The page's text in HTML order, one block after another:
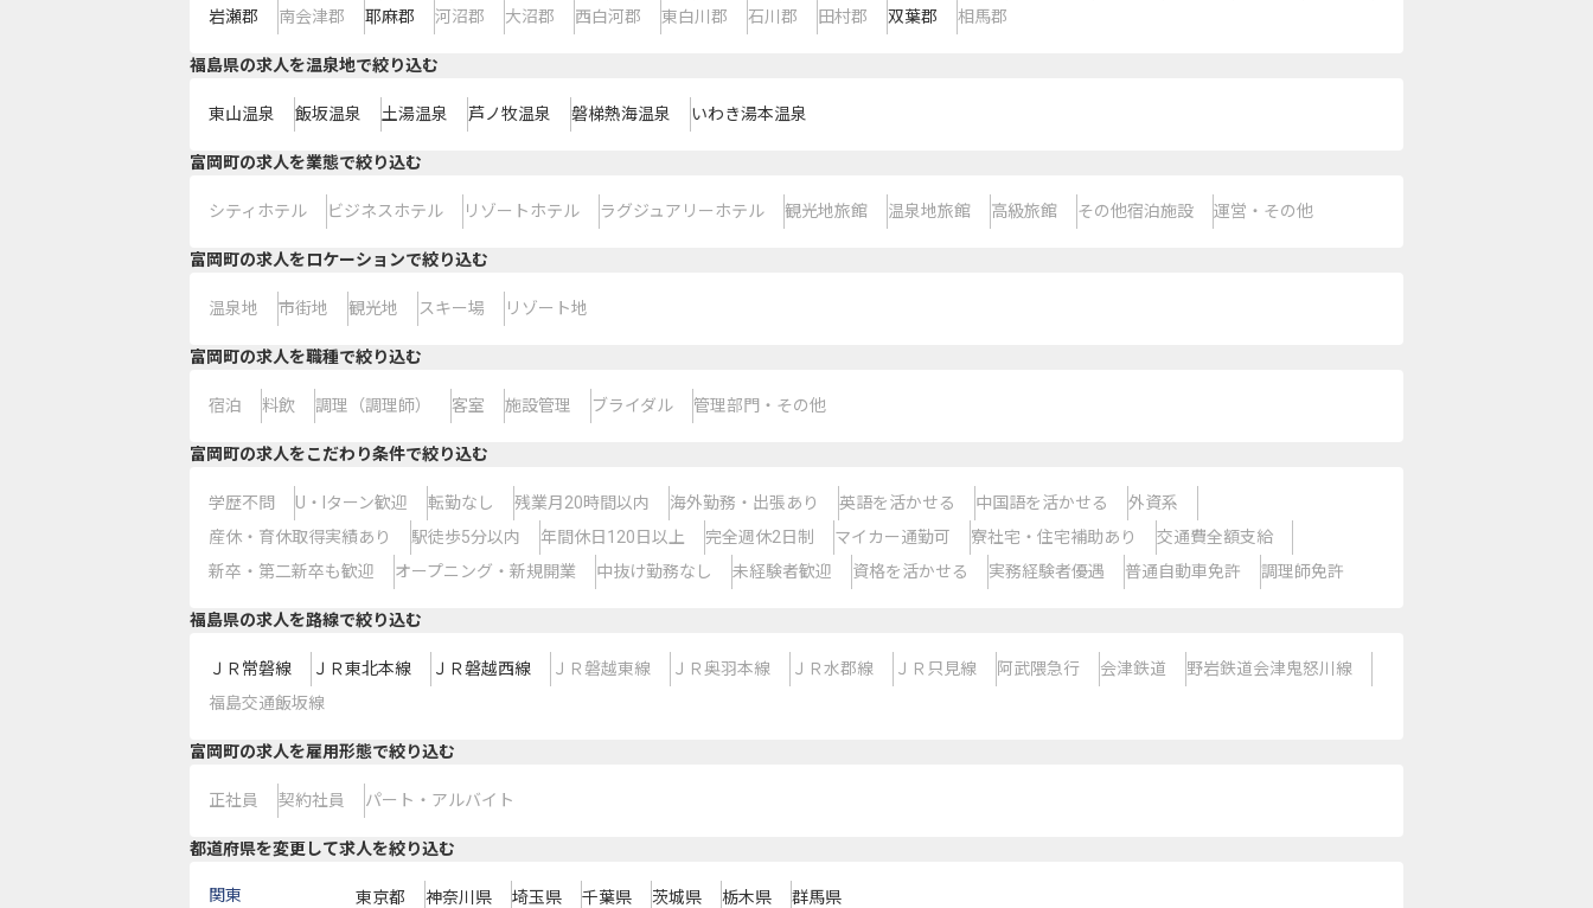
岩瀬郡
南会津郡 耶麻郡 河沼郡 大沼郡 西白河郡 東白川郡 石川郡 田村郡 双葉郡 相馬郡
福島県の求人を温泉地で絞り込む
東山温泉 飯坂温泉 土湯温泉 芦ノ牧温泉 磐梯熱海温泉 いわき湯本温泉
富岡町の求人を業態で絞り込む
シティホテル ビジネスホテル リゾートホテル ラグジュアリーホテル 観光地旅館 温泉地旅館 高級旅館 その他宿泊施設 運営・その他
富岡町の求人をロケーションで絞り込む
温泉地 市街地 観光地 スキー場 リゾート地
富岡町の求人を職種で絞り込む
宿泊 料飲 調理（調理師） 客室 施設管理 ブライダル 管理部門・その他
富岡町の求人をこだわり条件で絞り込む
学歴不問 U・Iターン歓迎 転勤なし 残業月20時間以内 海外勤務・出張あり 英語を活かせる 中国語を活かせる
外資系
産休・育休取得実績あり
駅徒歩5分以内 年間休日120日以上 完全週休2日制 マイカー通勤可 寮社宅・住宅補助あり
交通費全額支給
新卒・第二新卒も歓迎
オープニング・新規開業 中抜け勤務なし 未経験者歓迎 資格を活かせる 実務経験者優遇 普通自動車免許 調理師免許
福島県の求人を路線で絞り込む
ＪＲ常磐線 ＪＲ東北本線 ＪＲ磐越西線 ＪＲ磐越東線 ＪＲ奥羽本線 ＪＲ水郡線 ＪＲ只見線 阿武隈急行 会津鉄道
野岩鉄道会津鬼怒川線
福島交通飯坂線
富岡町の求人を雇用形態で絞り込む
正社員 契約社員 パート・アルバイト
都道府県を変更して求人を絞り込む
関東 東京都 神奈川県 埼玉県 千葉県 茨城県 栃木県 群馬県